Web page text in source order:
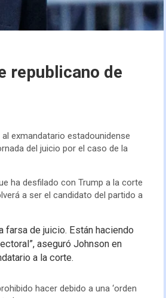
republicano de
exmandatario estadounidense
del juicio por el caso de la
ha desfilado con Trump a la corte
a ser el candidato del partido a
farsa de juicio. Están haciendo
aseguró Johnson en
a la corte.
hacer debido a una ‘orden